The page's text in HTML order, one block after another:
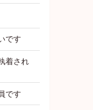
です
着され
です